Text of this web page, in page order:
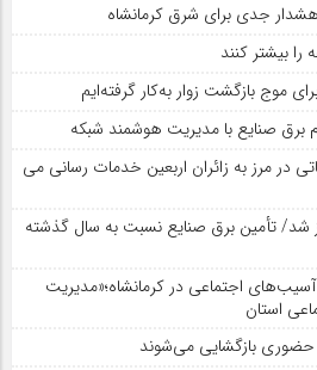
جدی برای شرق کرمانشاه
بیشتر کنند
موج بازگشت زوار به‌کار گرفته‌ایم
صنایع با مدیریت هوشمند شبکه
در مرز به زائران اربعین خدمات رسانی می
شد/ تأمین برق صنایع نسبت به سال گذشته
اجتماعی در کرمانشاه؛«مدیریت
استان
بازگشایی می‌شوند